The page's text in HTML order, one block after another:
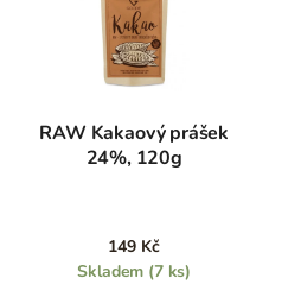
RAW Kakaový prášek
24%, 120g
149 Kč
Skladem (7 ks)